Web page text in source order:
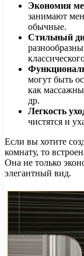
Экономия
занимают
обычные.
Стильный
могут быть
как
др.
Легкость
чистятся и
Если вы хотите
комнату, то
Она не только
элегантный вид.